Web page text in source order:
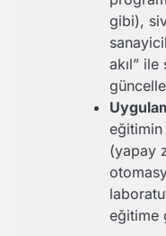
gibi),
akıl”
eğitimin
(yapay
eğitime